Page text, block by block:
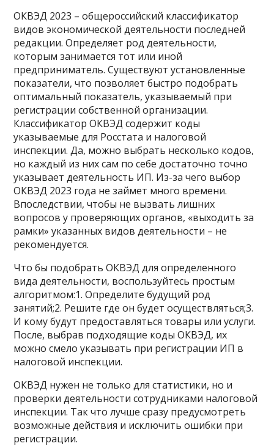
ОКВЭД 2023 – общероссийский классификатор
видов экономической деятельности последней
редакции. Определяет род деятельности,
которым занимается тот или иной
предприниматель. Существуют установленные
показатели, что позволяет быстро подобрать
оптимальный показатель, указываемый при
регистрации собственной организации.
Классификатор ОКВЭД содержит коды
указываемые для Росстата и налоговой
инспекции. Да, можно выбрать несколько кодов,
но каждый из них сам по себе достаточно точно
указывает деятельность ИП. Из-за чего выбор
ОКВЭД 2023 года не займет много времени.
Впоследствии, чтобы не вызвать лишних
вопросов у проверяющих органов, «выходить за
рамки» указанных видов деятельности – не
рекомендуется.
Что бы подобрать ОКВЭД для определенного
вида деятельности, воспользуйтесь простым
алгоритмом:1. Определите будущий род
занятий;2. Решите где он будет осуществляться;3.
И кому будут предоставляться товары или услуги.
После, выбрав подходящие коды ОКВЭД, их
можно смело указывать при регистрации ИП в
налоговой инспекции.
ОКВЭД нужен не только для статистики, но и
проверки деятельности сотрудниками налоговой
инспекции. Так что лучше сразу предусмотреть
возможные действия и исключить ошибки при
регистрации.